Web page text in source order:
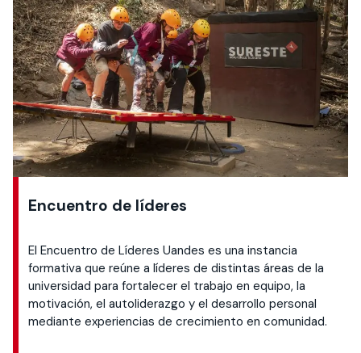
Encuentro de líderes
El Encuentro de Líderes Uandes es una instancia
formativa que reúne a líderes de distintas áreas de la
universidad para fortalecer el trabajo en equipo, la
motivación, el autoliderazgo y el desarrollo personal
mediante experiencias de crecimiento en comunidad.